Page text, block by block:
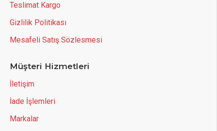
Teslimat Kargo
Gizlilik Politikası
Mesafeli Satış Sözlesmesi
Müşteri Hizmetleri
İletişim
İade İşlemleri
Markalar